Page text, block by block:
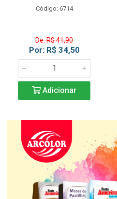
Código: 6714
De: R$ 41,90
Por: R$ 34,50
Adicionar